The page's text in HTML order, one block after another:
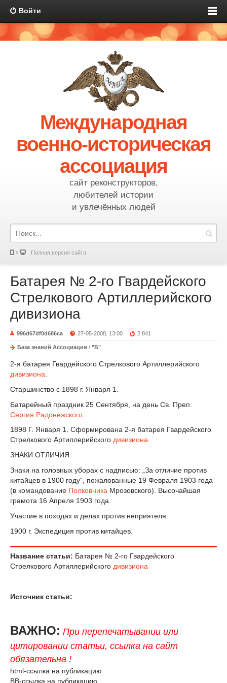
Войти
Международная
военно-историческая
ассоциация
сайт реконструкторов,
любителей истории
и увлечённых людей
Полная версия сайта
Батарея № 2-го Гвардейского
Стрелкового Артиллерийского
дивизиона
996d67df0d686ca 27-05-2008, 13:00 2 841
База знаний Ассоциации / "Б"
2-я батарея Гвардейского Стрелкового Артиллерийского
дивизиона
Старшинство с 1898 г. Января 1.
Батарейный праздник 25 Сентября, на день Св. Преп.
Сергия Радонежского
1898 Г. Января 1. Сформирована 2-я батарея Гвардейского
Стрелкового Артиллерийского дивизиона.
ЗНАКИ ОТЛИЧИЯ:
Знаки на головных уборах с надписью: „За отличие против
китайцев в 1900 году“, пожалованные 19 Февраля 1903 года
(в командование Полковника Мрозовского). Высочайшая
грамота 16 Апреля 1903 года.
Участие в походах и делах против неприятеля.
1900 г. Экспедиция против китайцев.
Название статьи: Батарея № 2-го Гвардейского
Стрелкового Артиллерийского дивизиона
Источник статьи:
ВАЖНО: При перепечатывании или
цитировании статьи, ссылка на сайт
обязательна !
html-ссылка на публикацию
BB-ссылка на публикацию